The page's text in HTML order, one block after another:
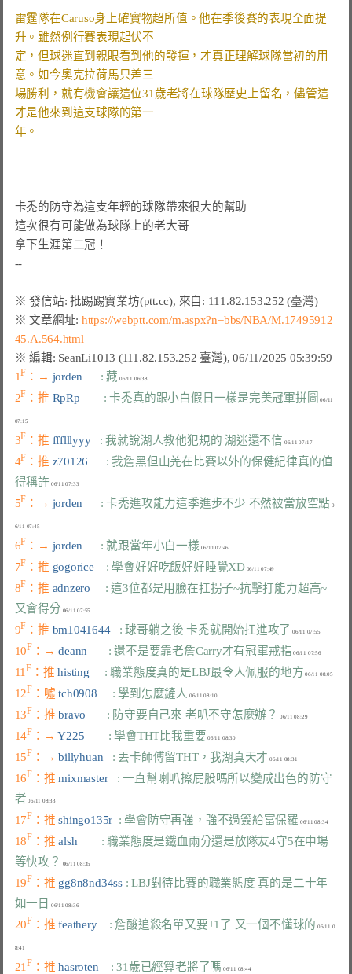
雷霆隊在Caruso身上確實物超所值。他在季後賽的表現全面提
升。雖然例行賽表現起伏不
定，但球迷直到親眼看到他的發揮，才真正理解球隊當初的用
意。如今奧克拉荷馬只差三
場勝利，就有機會讓這位31歲老將在球隊歷史上留名，儘管這
才是他來到這支球隊的第一
年。
———
卡禿的防守為這支年輕的球隊帶來很大的幫助
這次很有可能做為球隊上的老大哥
拿下生涯第二冠！
※ 發信站: 批踢踢實業坊(ptt.cc), 來自: 111.82.153.252 (臺灣)
※ 文章網址: https://webptt.com/m.aspx?n=bbs/NBA/M.17495912
45.A.564.html
1F ：→ jorden : 藏 06/11 06:38
2F ：推 RpRp : 卡禿真的跟小白假日一樣是完美冠軍拼圖 06/11
07:15
3F ：推 ffflllyyy : 我就說湖人教他犯規的 湖迷還不信 06/11 07:17
4F ：推 z70126 : 我詹黑但山羌在比賽以外的保健紀律真的值
得稱許
06/11 07:33
5F ：→ jorden : 卡禿進攻能力這季進步不少 不然被當放空點 0
6/11 07:45
6F ：→ jorden : 就跟當年小白一樣
7F ：推 gogorice : 學會好好吃飯好好睡覺XD
8F ：推 adnzero : 這3位都是用臉在扛拐子~抗擊打能力超高~
又會得分
9F ：推 bm1041644 : 球哥躺之後 卡禿就開始扛進攻了 06/11 07:55
10F ：→ deann : 還不是要靠老詹Carry才有冠軍戒指 06/11 07:56
11F ：推 histing : 職業態度真的是LBJ最令人佩服的地方 06/11 08:05
12F ：噓 tch0908 : 學到怎麼鏟人 06/11 08:10
13F ：推 bravo : 防守要自己來 老叭不守怎麼辦？ 06/11 08:29
14F ：→ Y225 : 學會THT比我重要 06/11 08:30
15F ：→ billyhuan : 丟卡師傅留THT，我湖真天才
16F ：推 mixmaster : 一直幫喇叭擦屁股嗎所以變成出色的防守
者
06/11 08:33
17F ：推 shingo135r : 學會防守再強，強不過簽給富保羅 06/11 08:34
18F ：推 alsh : 職業態度是鐵血兩分還是放隊友4守5在中場
等快攻？
19F ：推 gg8n8nd34ss : LBJ對待比賽的職業態度 真的是二十年
如一日
06/11 08:36
20F ：推 feathery : 詹酸追殺名單又要+1了 又一個不懂球的 06/11 0
21F ：推 hasroten : 31歲已經算老將了嗎 06/11 08:44